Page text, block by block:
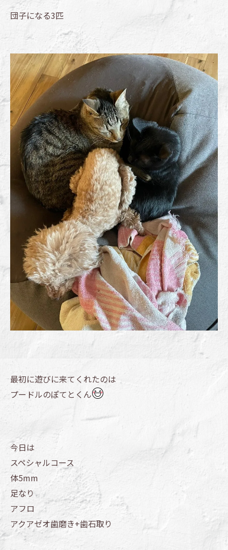
団子になる3匹
最初に遊びに来てくれたのは
プードルのぽてとくん
今日は
スペシャルコース
体5mm
足なり
アフロ
アクアゼオ歯磨き+歯石取り